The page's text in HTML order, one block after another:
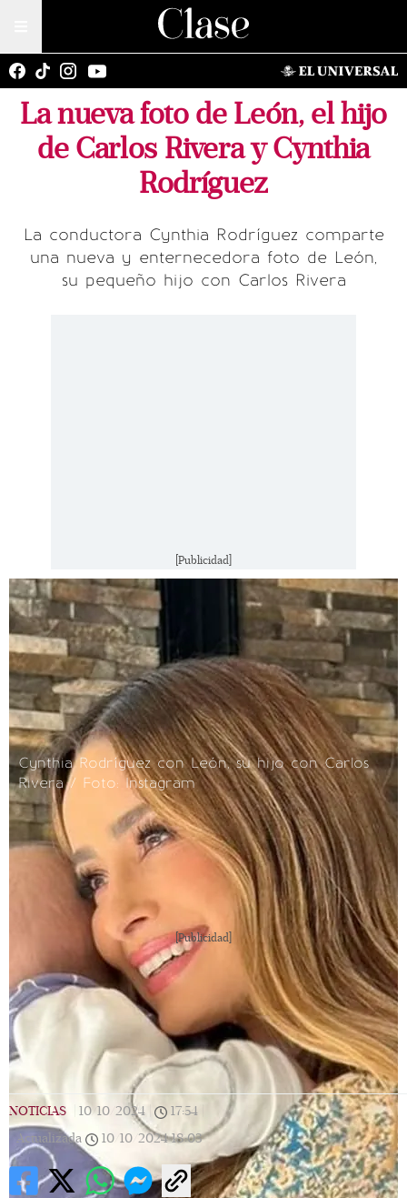
La nueva foto de León, el hijo
de Carlos Rivera y Cynthia
Rodríguez
La conductora Cynthia Rodríguez comparte
una nueva y enternecedora foto de León,
su pequeño hijo con Carlos Rivera
[Publicidad]
Cynthia Rodríguez con León, su hijo con Carlos
Rivera / Foto: Instagram
[Publicidad]
NOTICIAS 10/10/2024 17:54
Actualizada
10/10/2024 18:03